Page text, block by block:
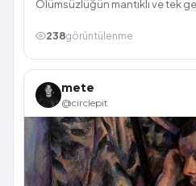
Ölümsüzlüğün mantıklı ve tek
238görüntülenme
mete
@circlepit